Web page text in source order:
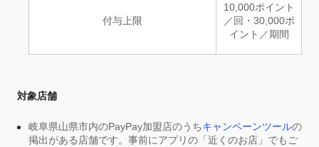
付与上限
10,000ポイント
／回・30,000ポ
イント／期間
対象店舗
岐阜県山県市内のPayPay加盟店のうちキャンペーンツールの
掲出がある店舗です。事前にアプリの「近くのお店」でもご